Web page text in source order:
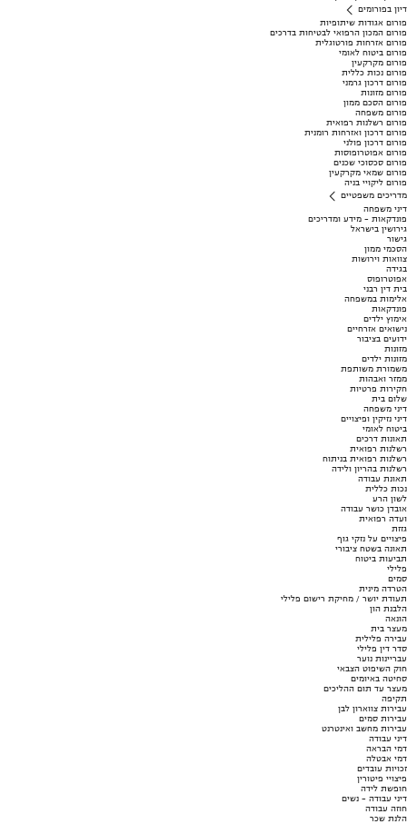
דיון בפורומים
פורום אגודות שיתופיות
פורום המכון הרפואי לבטיחות בדרכים
פורום אזרחות פורטוגלית
פורום ביטוח לאומי
פורום מקרקעין
פורום נכות כללית
פורום דרכון גרמני
פורום מזונות
פורום הסכם ממון
פורום משפחה
פורום רשלנות רפואית
פורום דרכון ואזרחות רומנית
פורום דרכון פולני
פורום אפוטרופוסות
פורום סכסוכי שכנים
פורום שמאי מקרקעין
פורום ליקויי בניה
מדריכים משפטיים
דיני משפחה
פונדקאות - מידע ומדריכים
גירושין בישראל
גישור
הסכמי ממון
צוואות וירושות
בגידה
אפוטרופוס
בית דין רבני
אלימות במשפחה
פונדקאות
אימוץ ילדים
נישואים אזרחיים
ידועים בציבור
מזונות
מזונות ילדים
משמורת משותפת
ממזר ואבהות
חקירות פרטיות
שלום בית
דיני משפחה
דיני נזיקין ופיצויים
ביטוח לאומי
תאונות דרכים
רשלנות רפואית
רשלנות רפואית בניתוח
רשלנות בהריון ולידה
תאונת עבודה
נכות כללית
לשון הרע
אובדן כושר עבודה
ועדה רפואית
גזזת
פיצויים על נזקי גוף
תאונה בשטח ציבורי
תביעות ביטוח
פלילי
סמים
הטרדה מינית
תעודת יושר / מחיקת רישום פלילי
הלבנת הון
הונאה
מעצר בית
עבירה פלילית
סדר דין פלילי
עבריינות נוער
חוק השיפוט הצבאי
סחיטה באיומים
מעצר עד תום ההליכים
תקיפה
עבירות צווארון לבן
עבירות סמים
עבירות מחשב ואינטרנט
דיני עבודה
דמי הבראה
דמי אבטלה
זכויות עובדים
פיצויי פיטורין
חופשת לידה
דיני עבודה - נשים
חוזה עבודה
הלנת שכר